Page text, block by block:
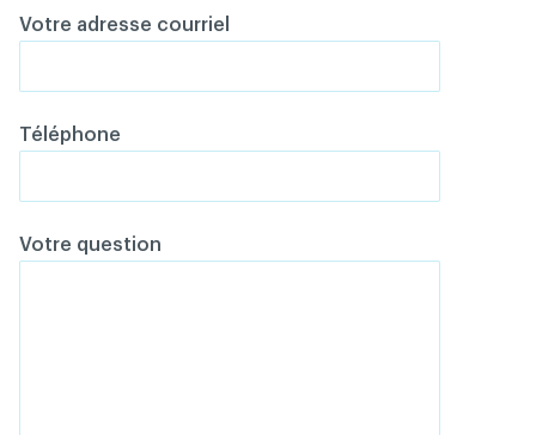
Votre adresse courriel
Téléphone
Votre question